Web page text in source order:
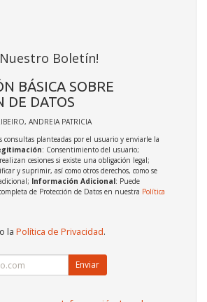
Boletín!
BÁSICA SOBRE
DE DATOS
ANDREIA PATRICIA
consultas planteadas por el usuario y enviarle la
: Consentimiento del usuario;
cesiones si existe una obligación legal;
y suprimir, así como otros derechos, como se
Información Adicional: Puede
de Protección de Datos en nuestra Política
la Política de Privacidad.
Enviar